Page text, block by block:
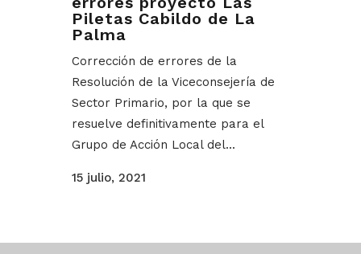
Piletas Cabildo de La
Palma
Corrección de errores de la
Resolución de la Viceconsejería de
Sector Primario, por la que se
resuelve definitivamente para el
Grupo de Acción Local del...
15 julio, 2021